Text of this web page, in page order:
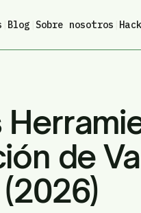
Blog Sobre nosotros
de